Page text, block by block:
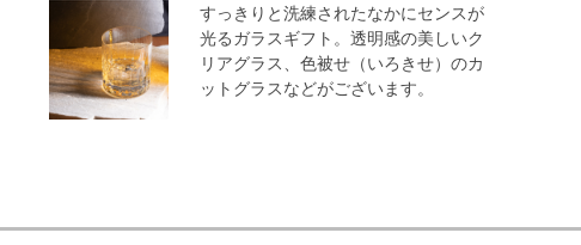
すっきりと洗練されたなかにセンスが
光るガラスギフト。透明感の美しいク
リアグラス、色被せ（いろきせ）のカ
ットグラスなどがございます。